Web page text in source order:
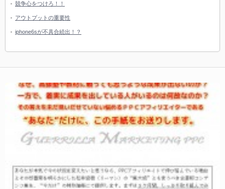
競争心をつけろ！！
アウトプットの重要性
iphone6sが不具合続出！？